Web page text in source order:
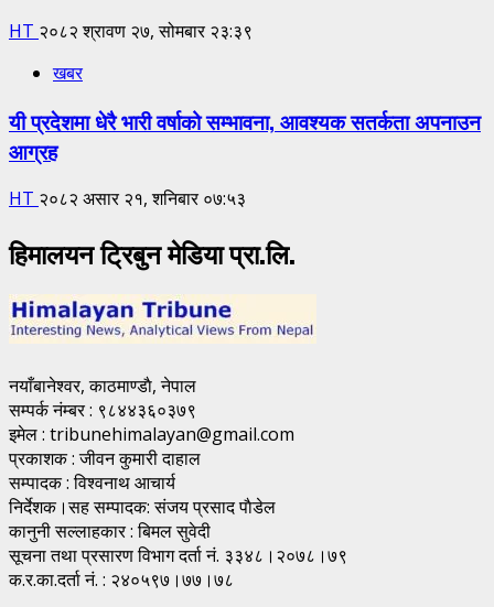
HT २०८२ श्रावण २७, सोमबार २३:३९
खबर
यी प्रदेशमा धेरै भारी वर्षाको सम्भावना, आवश्यक सतर्कता अपनाउन
आग्रह
HT २०८२ असार २१, शनिबार ०७:५३
हिमालयन ट्रिबुन मेडिया प्रा.लि.
नयाँबानेश्वर, काठमाण्डाै, नेपाल
सम्पर्क नंम्बर : ९८४४३६०३७९
इमेल : tribunehimalayan@gmail.com
प्रकाशक : जीवन कुमारी दाहाल
सम्पादक : विश्वनाथ आचार्य
निर्देशक।सह सम्पादक: संजय प्रसाद पाैडेल
कानुनी सल्लाहकार : बिमल सुवेदी
सूचना तथा प्रसारण विभाग दर्ता नं. ३३४८।२०७८।७९
क.र.का.दर्ता नं. : २४०५९७।७७।७८